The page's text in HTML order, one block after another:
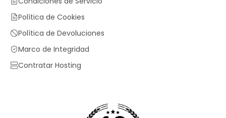
Política de Cookies
Política de Devoluciones
Marco de Integridad
Contratar Hosting